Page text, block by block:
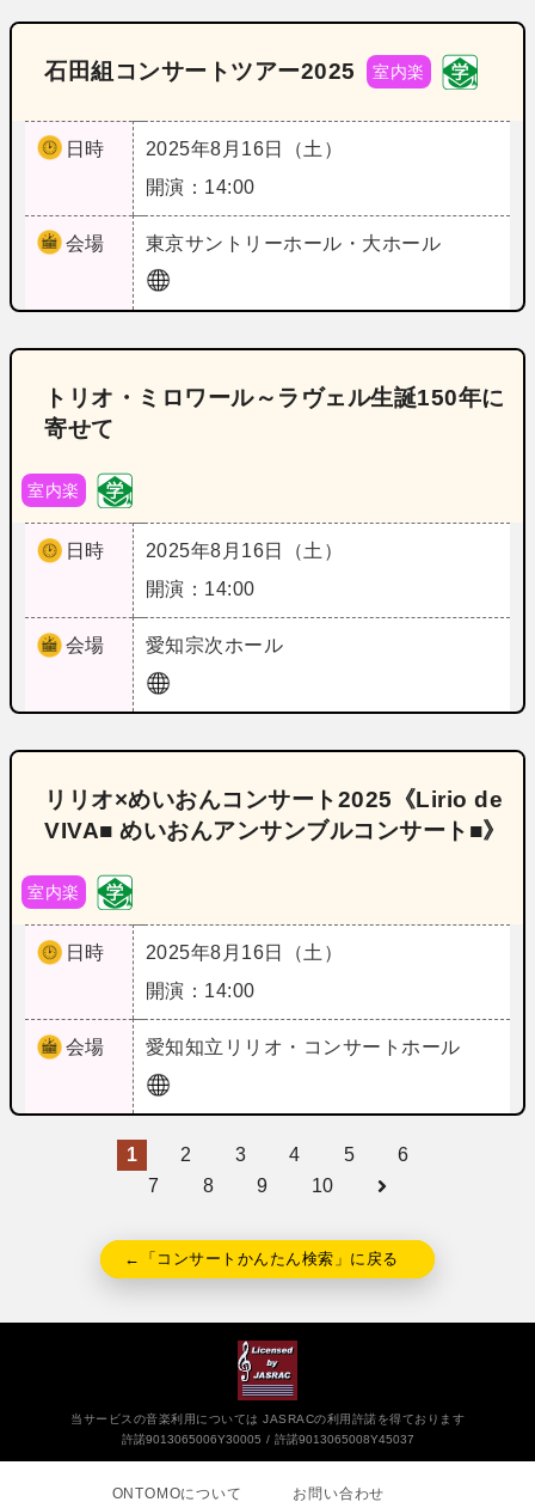
石田組コンサートツアー2025 室内楽
日時
2025年8月16日（土）
開演：14:00
会場 東京サントリーホール・大ホール
トリオ・ミロワール～ラヴェル生誕150年に
寄せて
室内楽
日時
2025年8月16日（土）
開演：14:00
会場 愛知宗次ホール
リリオ×めいおんコンサート2025《Lirio de
VIVA■ めいおんアンサンブルコンサート■》
室内楽
日時
2025年8月16日（土）
開演：14:00
会場 愛知知立リリオ・コンサートホール
1 2 3 4 5
6
7
8 9 10
←「コンサートかんたん検索」に戻る
当サービスの音楽利用については JASRACの利用許諾を得ております
許諾9013065006Y30005
許諾9013065008Y45037
ONTOMOについて お問い合わせ